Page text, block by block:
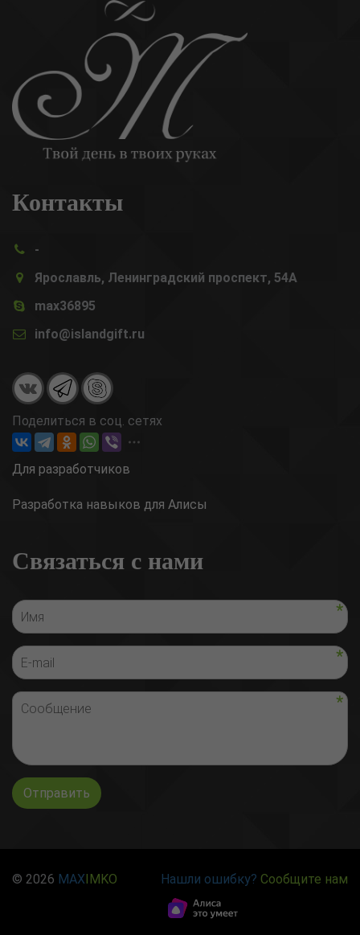
Контакты
-
Ярославль, Ленинградский проспект, 54А
max36895
info@islandgift.ru
Поделиться в соц. сетях
Для разработчиков
Разработка навыков для Алисы
Связаться с нами
Отправить
© 2026 MAXIMKO Нашли ошибку? Сообщите нам